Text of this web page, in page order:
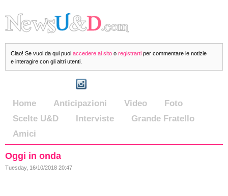
Ciao! Se vuoi da qui puoi accedere al sito o registrarti per commentare le notizie
e interagire con gli altri utenti.
Home Anticipazioni Video
Foto
Scelte U&D
Interviste
Grande Fratello
Amici
Oggi in onda
Tuesday, 16/10/2018 20:47